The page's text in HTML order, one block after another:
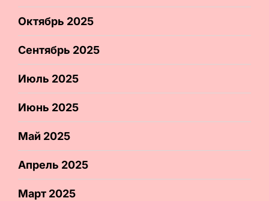
Октябрь 2025
Сентябрь 2025
Июль 2025
Июнь 2025
Май 2025
Апрель 2025
Март 2025